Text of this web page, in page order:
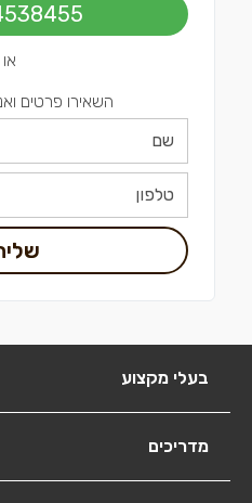
או
השאירו פרטים
בעלי מקצוע
מדריכים